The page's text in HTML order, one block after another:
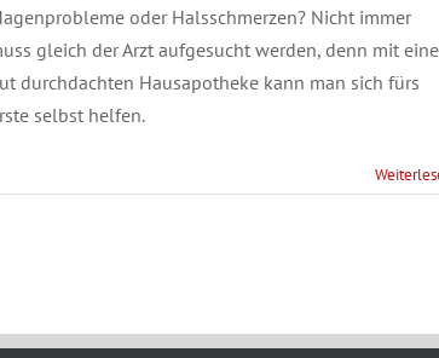
oder Halsschmerzen? Nicht immer
gleich der Arzt aufgesucht werden, denn mit
durchdachten Hausapotheke kann man sich fürs
selbst helfen.